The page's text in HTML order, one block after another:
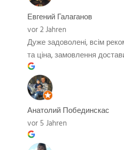
Евгений Галаганов
vor 2 Jahren
Дуже задоволені, всім
та ціна, замовлення
Анатолий Побединскас
vor 5 Jahren